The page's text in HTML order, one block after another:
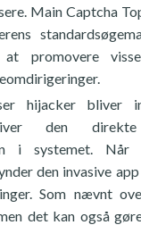
Main Captcha
promovere
hijacker bliver
den
i systemet.
den invasive
Som nævnt
det kan også